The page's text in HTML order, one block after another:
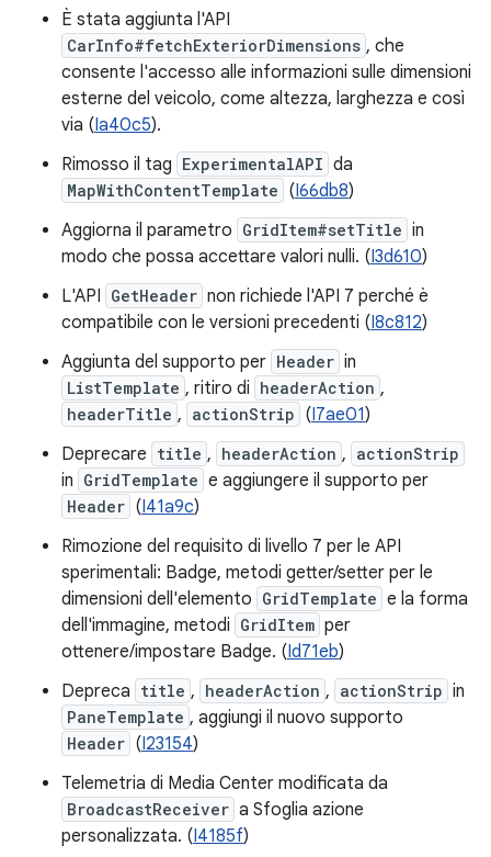
È stata aggiunta l'API
CarInfo#fetchExteriorDimensions , che
consente l'accesso alle informazioni sulle dimensioni
esterne del veicolo, come altezza, larghezza e così
via (Ia40c5).
Rimosso il tag ExperimentalAPI da
MapWithContentTemplate (I66db8)
Aggiorna il parametro GridItem#setTitle in
modo che possa accettare valori nulli. (I3d610)
L'API GetHeader non richiede l'API 7 perché è
compatibile con le versioni precedenti (I8c812)
Aggiunta del supporto per Header in
ListTemplate , ritiro di headerAction ,
headerTitle , actionStrip (I7ae01)
Deprecare title , headerAction , actionStrip
in GridTemplate e aggiungere il supporto per
Header (I41a9c)
Rimozione del requisito di livello 7 per le API
sperimentali: Badge, metodi getter/setter per le
dimensioni dell'elemento GridTemplate e la forma
dell'immagine, metodi GridItem per
ottenere/impostare Badge. (Id71eb)
Depreca title , headerAction , actionStrip in
PaneTemplate , aggiungi il nuovo supporto
Header (I23154)
Telemetria di Media Center modificata da
BroadcastReceiver a Sfoglia azione
personalizzata. (I4185f)